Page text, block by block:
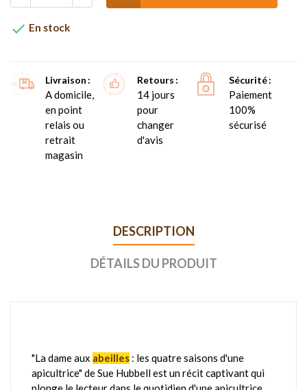
 En stock
Livraison
A domicile,
en point
relais ou
retrait
magasin
Retours
14 jours
pour
changer
d'avis
Sécurité
Paiement
100%
sécurisé
DESCRIPTION
DÉTAILS DU PRODUIT
"La dame aux abeilles : les quatre saisons d'une
apicultrice" de Sue Hubbell est un récit captivant qui